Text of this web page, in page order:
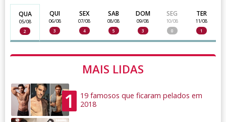
QUA
05/08
2
QUI
06/08
3
SEX
07/08
4
SAB
08/08
5
DOM
09/08
3
SEG
10/08
0
TER
11/08
1
MAIS LIDAS
1
19 famosos que ficaram pelados em
2018